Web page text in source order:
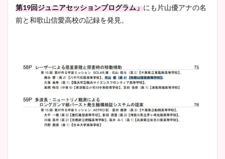
第19回ジュニアセッションプログラム」にも片山優アナの名
前と和歌山信愛高校の記録を発見。